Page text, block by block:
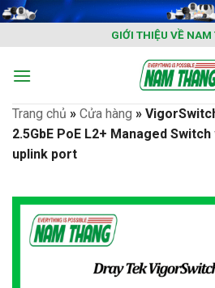
Skip
content
GIỚI THIỆU VỀ NAM
Trang chủ » Cửa hàng »
2.5GbE PoE L2+ Managed
uplink port